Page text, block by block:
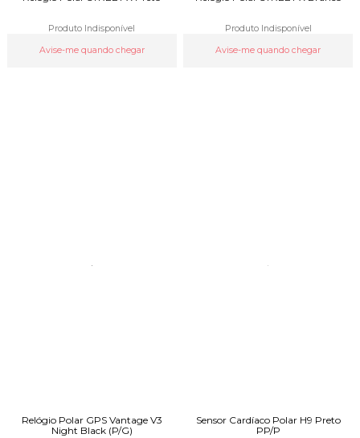
Produto Indisponível
Avise-me quando chegar
Produto Indisponível
Avise-me quando chegar
Relógio Polar GPS Vantage V3
Night Black (P/G)
Sensor Cardíaco Polar H9 Preto
PP/P